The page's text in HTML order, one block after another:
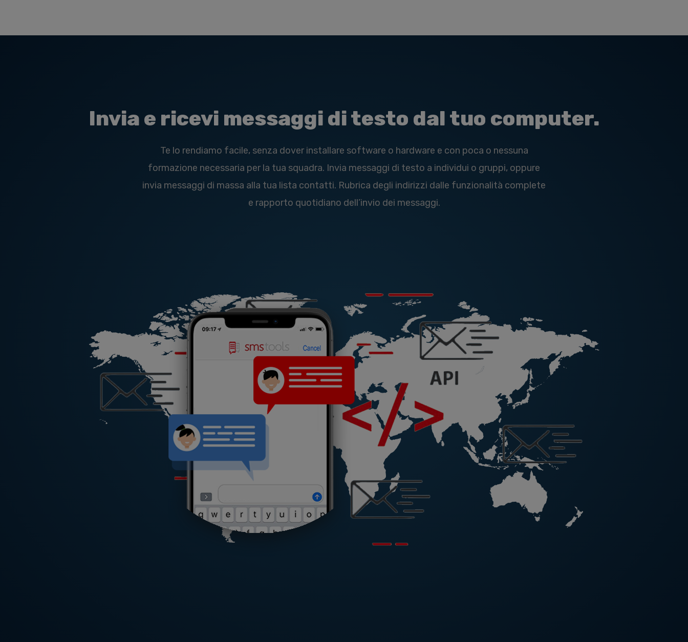
Invia e ricevi messaggi di testo dal tuo computer.
Te lo rendiamo facile, senza dover installare software o hardware e con poca o nessuna
formazione necessaria per la tua squadra. Invia messaggi di testo a individui o gruppi, oppure
invia messaggi di massa alla tua lista contatti. Rubrica degli indirizzi dalle funzionalità complete
e rapporto quotidiano dell’invio dei messaggi.